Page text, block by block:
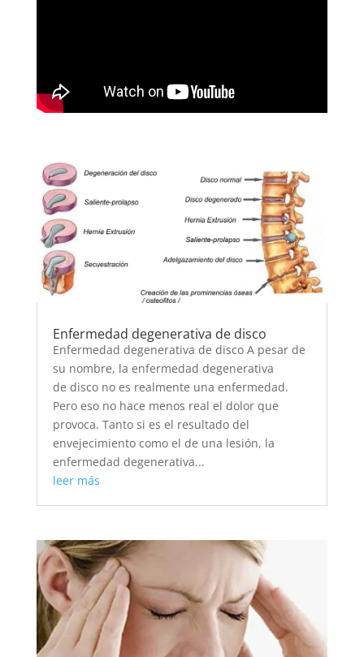
Enfermedad degenerativa de disco
Enfermedad degenerativa de disco A pesar de
su nombre, la enfermedad degenerativa
de disco no es realmente una enfermedad.
Pero eso no hace menos real el dolor que
provoca. Tanto si es el resultado del
envejecimiento como el de una lesión, la
enfermedad degenerativa...
leer más